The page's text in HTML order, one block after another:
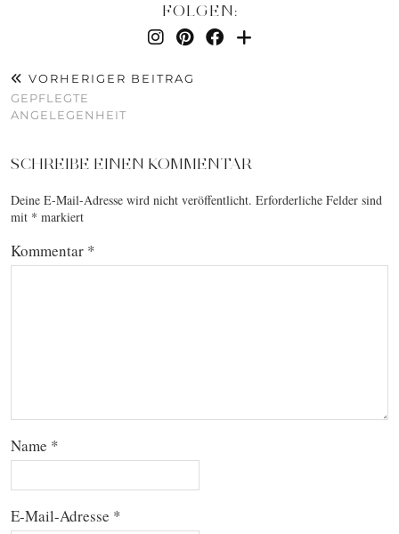
FOLGEN:
VORHERIGER BEITRAG
GEPFLEGTE
ANGELEGENHEIT
SCHREIBE EINEN KOMMENTAR
Deine E-Mail-Adresse wird nicht veröffentlicht. Erforderliche Felder sind
mit * markiert
Kommentar *
Name *
E-Mail-Adresse *